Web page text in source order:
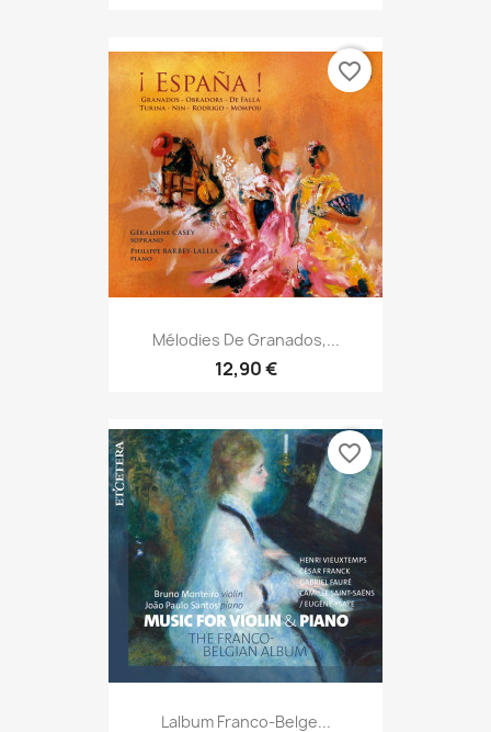
Mélodies De Granados,...
12,90 €
favorite_border
Lalbum Franco-Belge...
favorite_border